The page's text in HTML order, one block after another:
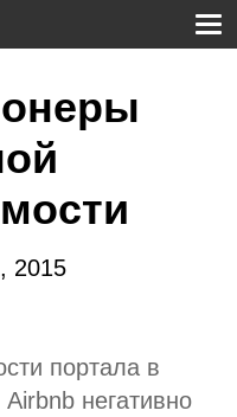
2015
портала в
негативно